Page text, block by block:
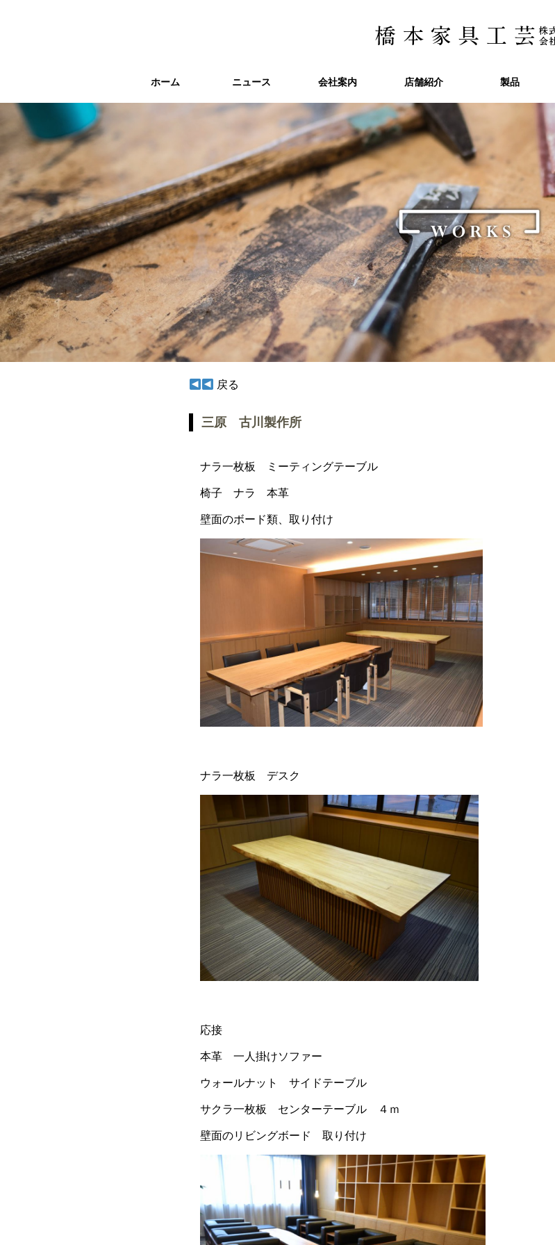
ホーム ニュース 会社案内 店舗紹介 製品
ホーム ニュース 会社案内 店舗紹介 製品
戻る
三原 古川製作所
ナラ一枚板 ミーティングテーブル
椅子 ナラ 本革
壁面のボード類、取り付け
ナラ一枚板 デスク
応接
本革 一人掛けソファー
ウォールナット サイドテーブル
サクラ一枚板 センターテーブル ４ｍ
壁面のリビングボード 取り付け